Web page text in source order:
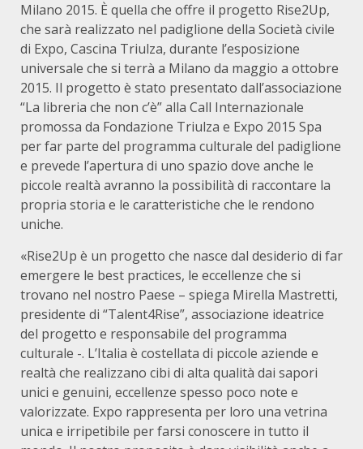
Milano 2015. È quella che offre il progetto Rise2Up,
che sarà realizzato nel padiglione della Società civile
di Expo, Cascina Triulza, durante l’esposizione
universale che si terrà a Milano da maggio a ottobre
2015. Il progetto è stato presentato dall’associazione
“La libreria che non c’è” alla Call Internazionale
promossa da Fondazione Triulza e Expo 2015 Spa
per far parte del programma culturale del padiglione
e prevede l’apertura di uno spazio dove anche le
piccole realtà avranno la possibilità di raccontare la
propria storia e le caratteristiche che le rendono
uniche.
«Rise2Up è un progetto che nasce dal desiderio di far
emergere le best practices, le eccellenze che si
trovano nel nostro Paese – spiega Mirella Mastretti,
presidente di “Talent4Rise”, associazione ideatrice
del progetto e responsabile del programma
culturale -. L’Italia è costellata di piccole aziende e
realtà che realizzano cibi di alta qualità dai sapori
unici e genuini, eccellenze spesso poco note e
valorizzate. Expo rappresenta per loro una vetrina
unica e irripetibile per farsi conoscere in tutto il